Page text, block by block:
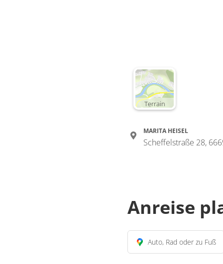
Terrain
MARITA HEISEL
Scheffelstraße 28,
Anreise
Auto, Rad oder zu Fuß